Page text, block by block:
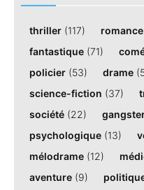
thriller (117) romance
fantastique (71)
policier (53) drame
science-fiction (37)
société (22)
psychologique (13)
mélodrame (12)
aventure (9)